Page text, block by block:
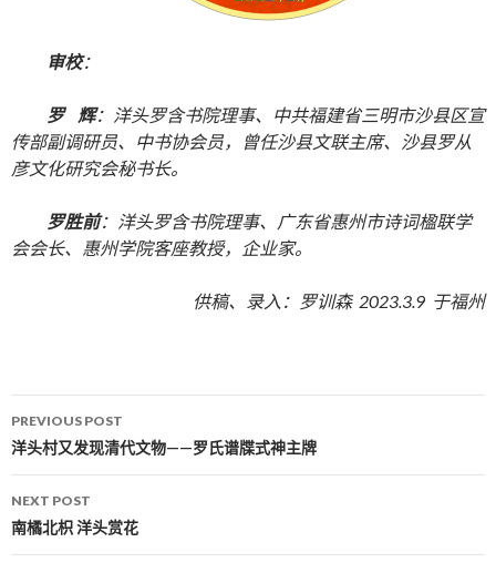
审校：
罗 辉：洋头罗含书院理事、中共福建省三明市沙县区宣
传部副调研员、中书协会员，曾任沙县文联主席、沙县罗从
彦文化研究会秘书长。
罗胜前：洋头罗含书院理事、广东省惠州市诗词楹联学
会会长、惠州学院客座教授，企业家。
供稿、录入：罗训森 2023.3.9 于福州
Post navigation
PREVIOUS POST
洋头村又发现清代文物——罗氏谱牒式神主牌
NEXT POST
南橘北枳 洋头赏花